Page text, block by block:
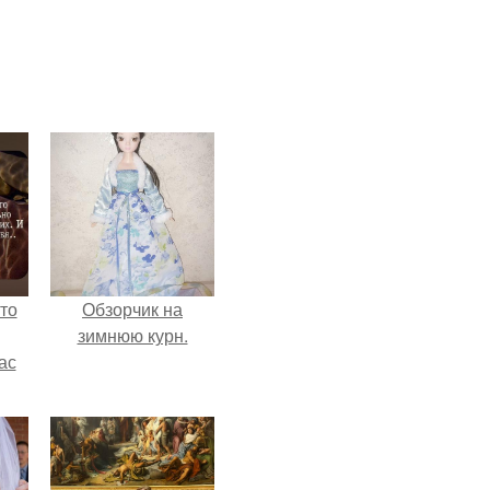
в
Обзорчик на
зимнюю курн.